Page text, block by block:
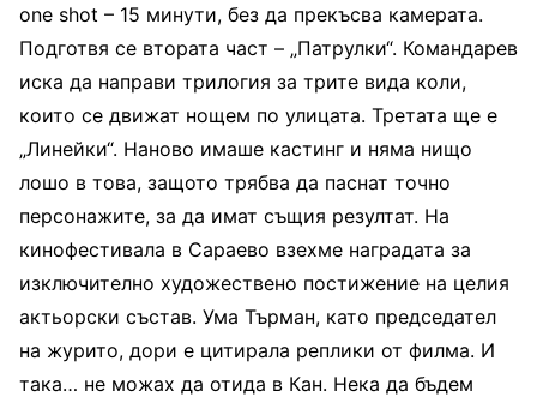
one shot – 15 минути, без да прекъсва камерата.
Подготвя се втората част – „Патрулки“. Командарев
иска да направи трилогия за трите вида коли,
които се движат нощем по улицата. Третата ще е
„Линейки“. Наново имаше кастинг и няма нищо
лошо в това, защото трябва да паснат точно
персонажите, за да имат същия резултат. На
кинофестивала в Сараево взехме наградата за
изключително художествено постижение на целия
актьорски състав. Ума Търман, като председател
на журито, дори е цитирала реплики от филма. И
така… не можах да отида в Кан. Нека да бъдем